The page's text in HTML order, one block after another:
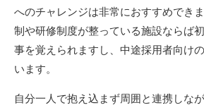
へのチャレンジは非常におすすめでき
制や研修制度が整っている施設ならば
事を覚えられますし、中途採用者向け
います。
自分一人で抱え込まず周囲と連携しな